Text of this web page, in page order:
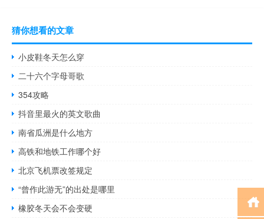
猜你想看的文章
小皮鞋冬天怎么穿
二十六个字母哥歌
354攻略
抖音里最火的英文歌曲
南省瓜洲是什么地方
高铁和地铁工作哪个好
北京飞机票改签规定
“曾作此游无”的出处是哪里
橡胶冬天会不会变硬